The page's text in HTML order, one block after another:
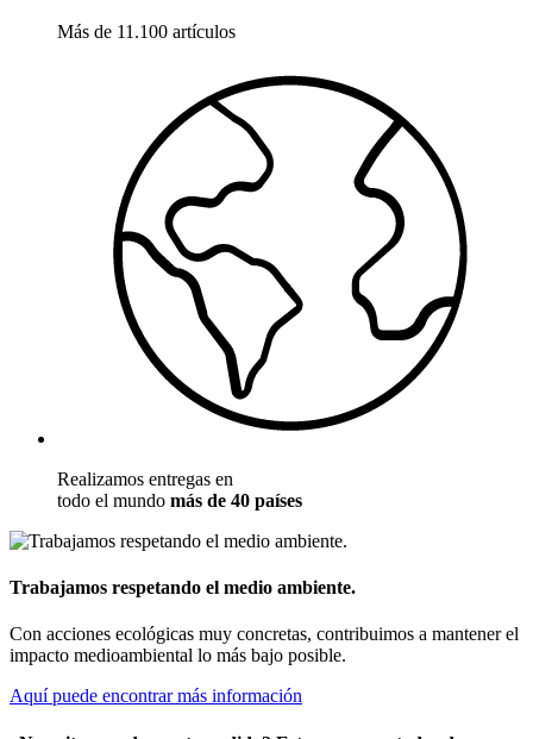
Más de 11.100 artículos
Realizamos entregas en
todo el mundo más de 40 países
Trabajamos respetando el medio ambiente.
Con acciones ecológicas muy concretas, contribuimos a mantener el
impacto medioambiental lo más bajo posible.
Aquí puede encontrar más información